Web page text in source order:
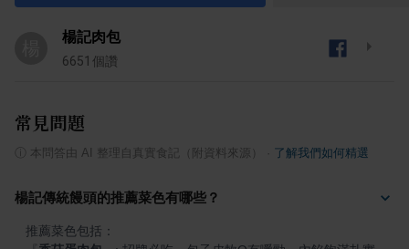
楊記肉包
6651 個讚
常見問題
本問答由 AI 整理自真實食記（附資料來源） 了解我們如何精選
楊記傳統饅頭的推薦菜色有哪些？